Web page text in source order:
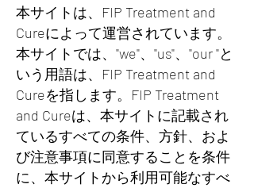
本サイトは、FIP Treatment and
Cureによって運営されています。
本サイトでは、"we"、"us"、"our "と
いう用語は、FIP Treatment and
Cureを指します。FIP Treatment
and Cureは、本サイトに記載され
ているすべての条件、方針、およ
び注意事項に同意することを条件
に、本サイトから利用可能なすべ